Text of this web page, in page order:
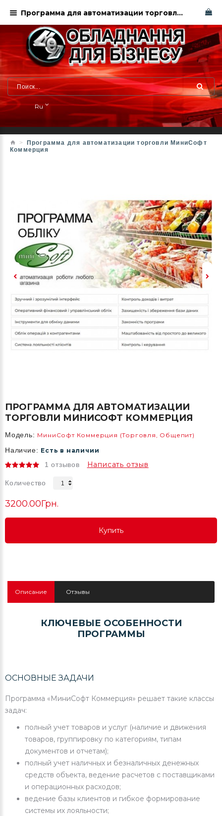
Ru
Программа для автоматизации торговли МиниСофт
Коммерция
ПРОГРАММА ДЛЯ АВТОМАТИЗАЦИИ
ТОРГОВЛИ МИНИСОФТ КОММЕРЦИЯ
Модель: МиниСофт Коммерция (Торговля, Общепит)
Наличие: Есть в наличии
1 отзывов Написать отзыв
Количество
3200.00Грн.
Купить
Купить
Описание Отзывы
КЛЮЧЕВЫЕ ОСОБЕННОСТИ
ПРОГРАММЫ
ОСНОВНЫЕ ЗАДАЧИ
Программа «МиниСофт Коммерция» решает такие классы
задач:
полный учет товаров и услуг (наличие и движения
товаров, группировку по категориям, типам
документов и отчетам);
полный учет наличных и безналичных денежных
средств объекта, ведение расчетов с поставщиками
и операционных расходов;
ведение базы клиентов и гибкое формирование
системы их лояльности;
Программа для автоматизации торговли Минисофт купить в Харькове